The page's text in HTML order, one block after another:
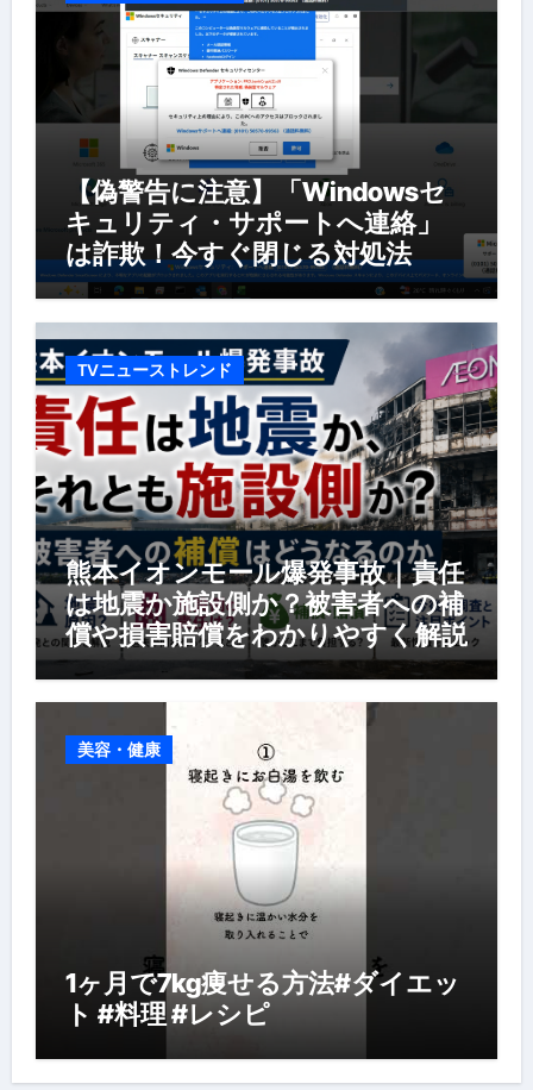
【偽警告に注意】「Windowsセ
キュリティ・サポートへ連絡」
は詐欺！今すぐ閉じる対処法
TVニューストレンド
熊本イオンモール爆発事故｜責任
は地震か施設側か？被害者への補
償や損害賠償をわかりやすく解説
美容・健康
1ヶ月で7kg痩せる方法#ダイエッ
ト #料理 #レシピ